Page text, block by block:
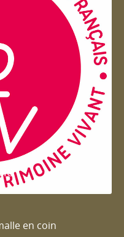
en coin